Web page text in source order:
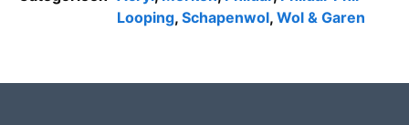
Looping, Schapenwol, Wol & Garen